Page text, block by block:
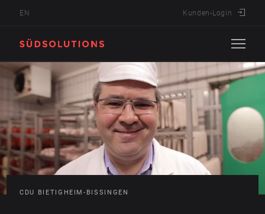
EN Kunden-Login
Startseite
Leistungen
Projekte
Aktuelles
CDU BIETIGHEIM-BISSINGEN